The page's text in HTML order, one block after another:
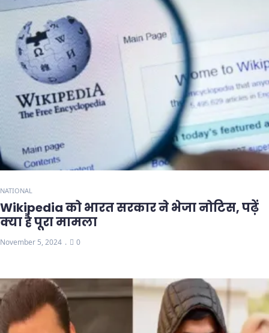
NATIONAL
Wikipedia को भारत सरकार ने भेजा नोटिस, पढ़ें
क्या है पूरा मामला
November 5, 2024 0